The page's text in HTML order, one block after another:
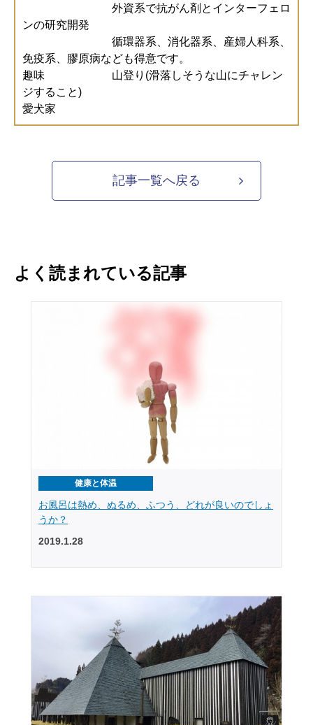
外資系で抗がん剤とインターフェロ
ンの研究開発
循環器系、消化器系、産婦人科系、
免疫系、膠原病なども得意です。
趣味 山登り(滑落しそうな山にチャレン
ジすること)
愛犬家
記事一覧へ戻る
よく読まれている記事
健康と体温
お風呂は熱め、ぬるめ、ふつう、どれが良いのでしょ
うか？
2019.1.28